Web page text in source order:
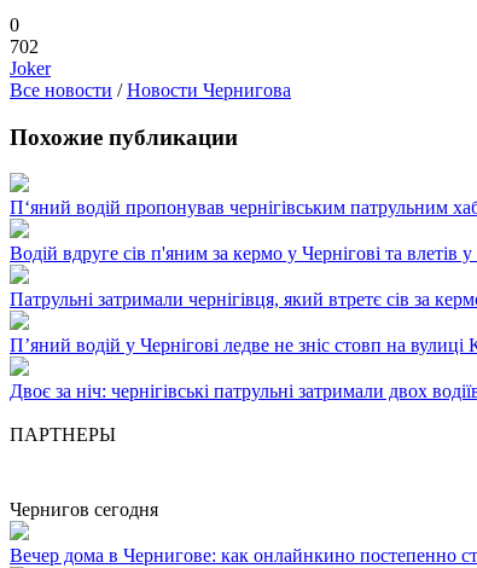
0
702
Joker
Все новости /Новости Чернигова
Похожие публикации
П‘яний водій пропонував чернігівським патрульним
Водій вдруге сів п'яним за кермо у Чернігові та влетів
Патрульні затримали чернігівця, який втретє сів за
П’яний водій у Чернігові ледве не зніс стовп на вулиці
Двоє за ніч: чернігівські патрульні затримали двох
ПАРТНЕРЫ
Чернигов сегодня
Вечер дома в Чернигове: как онлайнкино постепенно